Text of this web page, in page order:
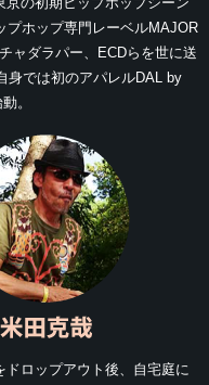
プホップ専門レーベルMAJOR
ャダラパー、ECDらを世に送
身では初のアパレルDAL by
。
ドロップアウト後、自宅庭に